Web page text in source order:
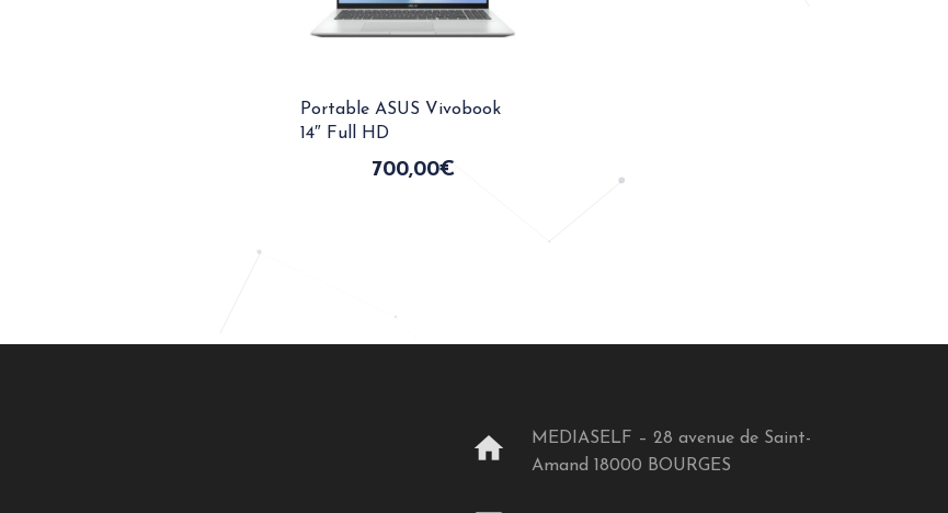
Portable ASUS Vivobook
14″ Full HD
700,00€
home
MEDIASELF – 28 avenue de Saint-
Amand 18000 BOURGES